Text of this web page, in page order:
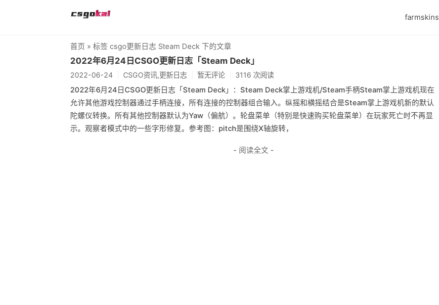
farmskins
首页 » 标签 csgo更新日志 Steam Deck 下的文章
2022年6月24日CSGO更新日志「Steam Deck」
2022-06-24 CSGO资讯,更新日志 暂无评论 3116 次阅读
2022年6月24日CSGO更新日志「Steam Deck」：Steam Deck掌上游戏机/Steam手柄Steam掌上游戏机现在
允许其他游戏控制器通过手柄连接，所有连接的控制器组合输入。纵摇和横摇结合是Steam掌上游戏机新的默认
陀螺仪转换。所有其他控制器默认为Yaw（偏航）。轮盘菜单（特别是快速购买轮盘菜单）在玩家死亡时不再显
示。观察者模式中的一些字形修复。参考图：pitch是围绕X轴旋转，
- 阅读全文 -